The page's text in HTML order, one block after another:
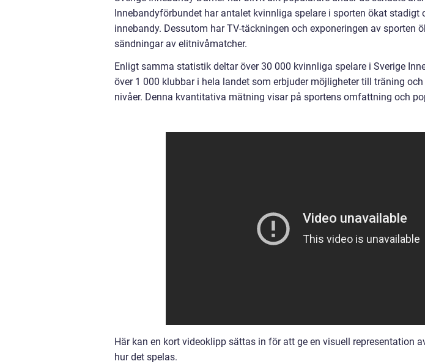
Innebandyförbundet har antalet kvinnliga spelare i sporten ökat stadigt
innebandy. Dessutom har TV-täckningen och exponeringen av sporten
sändningar av elitnivåmatcher.
Enligt samma statistik deltar över 30 000 kvinnliga spelare i Sverige
över 1 000 klubbar i hela landet som erbjuder möjligheter till träning
nivåer. Denna kvantitativa mätning visar på sportens omfattning och
Här kan en kort videoklipp sättas in för att ge en visuell representation
hur det spelas.